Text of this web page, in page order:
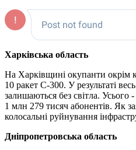
Харківська область
На Харківщині окупанти окрім
10 ракет С-300. У результаті
залишаються без світла. Усього
1 млн 279 тисяч абонентів. Як
колосальні руйнування
Дніпропетровська область